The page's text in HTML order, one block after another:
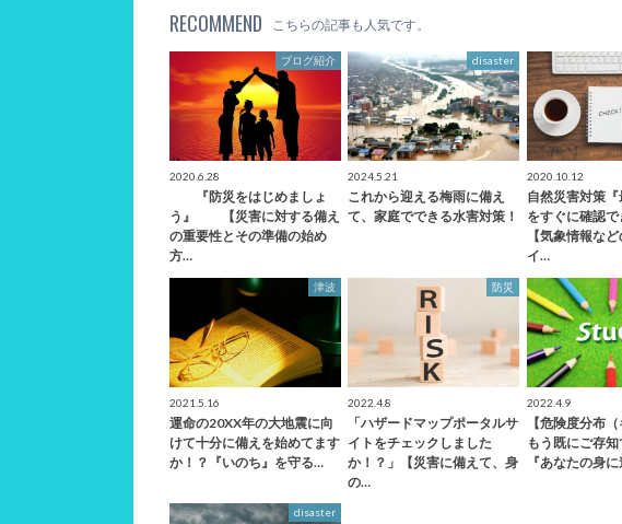
RECOMMEND こちらの記事も人気です。
ブログ紹介
2020.6.28
『防災をはじめましょ
う』 【災害に対する備え
の重要性とその準備の始め
方…
disaster
2024.5.21
これから迎える梅雨に備え
て、家庭でできる水害対策！
2020.10.12
自然災害対策『
をすぐに確認で
【気象情報な
イ…
津波
2021.5.16
運命の20XX年の大地震に向
けて十分に備えを始めてます
か！？『いのち』を守る…
防災
2022.4.8
「ハザードマップポータルサ
イトをチェックしました
か！？」【災害に備えて、身
の…
2022.4.9
【危険度分布
もう既にご存知
『あなたの身
disaster